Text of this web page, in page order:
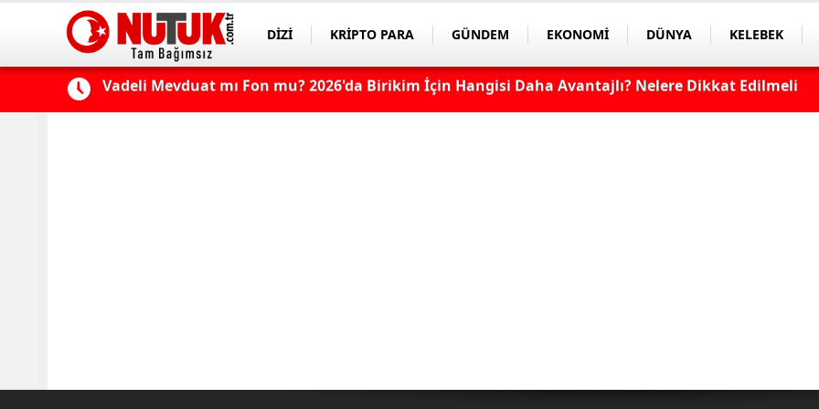
DİZİ KRİPTO PARA GÜNDEM EKONOMİ DÜNYA KELEBEK
Konut Kredisi Çekmeden Önce Bu Hatayı Yapmayın! Sonradan Pişman Olabilirsiniz